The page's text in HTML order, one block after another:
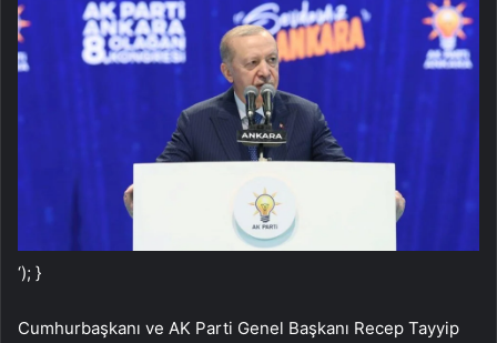
‘); }
Cumhurbaşkanı ve AK Parti Genel Başkanı Recep Tayyip